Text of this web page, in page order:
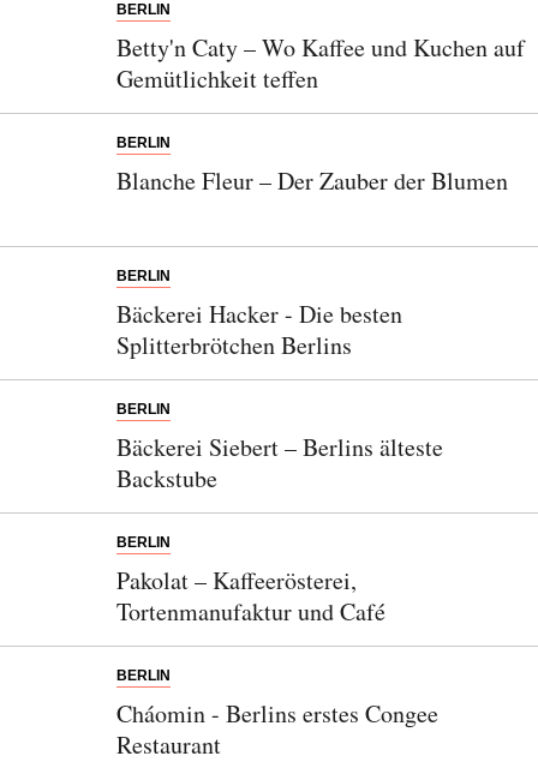
BERLIN
Betty'n Caty – Wo Kaffee und Kuchen auf
Gemütlichkeit teffen
BERLIN
Blanche Fleur – Der Zauber der Blumen
BERLIN
Bäckerei Hacker - Die besten
Splitterbrötchen Berlins
BERLIN
Bäckerei Siebert – Berlins älteste
Backstube
BERLIN
Pakolat – Kaffeerösterei,
Tortenmanufaktur und Café
BERLIN
Cháomin - Berlins erstes Congee
Restaurant